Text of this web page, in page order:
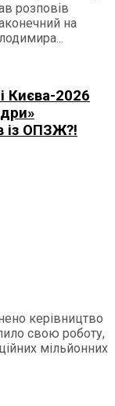
розповів
на
Києва-2026
із ОПЗЖ?!
керівництво
свою роботу,
мільйонних